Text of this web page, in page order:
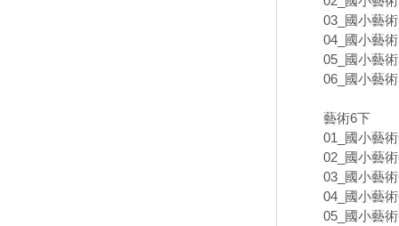
03_國小藝
04_國小藝
05_國小藝
06_國小藝
藝術6下
01_國小藝
02_國小藝
03_國小藝
04_國小藝
05_國小藝